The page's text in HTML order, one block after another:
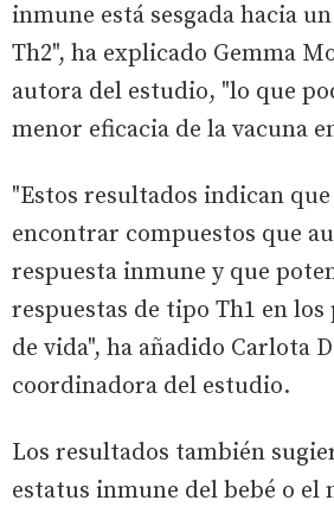
inmune está sesgada hacia
Th2", ha explicado Gemma
autora del estudio, "lo que
menor eficacia de la vacuna
"Estos resultados indican
encontrar compuestos que
respuesta inmune y que
respuestas de tipo Th1 en los
de vida", ha añadido Carlota
coordinadora del estudio.
Los resultados también
estatus inmune del bebé o el